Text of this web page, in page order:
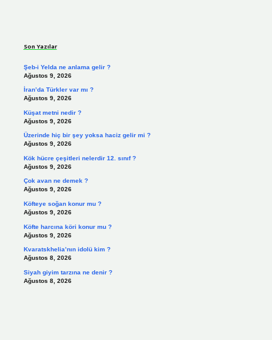
Son Yazılar
Şeb-i Yelda ne anlama gelir ?
Ağustos 9, 2026
İran’da Türkler var mı ?
Ağustos 9, 2026
Küşat metni nedir ?
Ağustos 9, 2026
Üzerinde hiç bir şey yoksa haciz gelir mi ?
Ağustos 9, 2026
Kök hücre çeşitleri nelerdir 12. sınıf ?
Ağustos 9, 2026
Çok avan ne demek ?
Ağustos 9, 2026
Köfteye soğan konur mu ?
Ağustos 9, 2026
Köfte harcına köri konur mu ?
Ağustos 9, 2026
Kvaratskhelia’nın idolü kim ?
Ağustos 8, 2026
Siyah giyim tarzına ne denir ?
Ağustos 8, 2026